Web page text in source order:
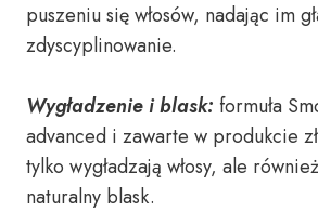
puszeniu się włosów, nadając im
zdyscyplinowanie.
Wygładzenie i blask: formuła
advanced i zawarte w produkcie
tylko wygładzają włosy, ale
naturalny blask.